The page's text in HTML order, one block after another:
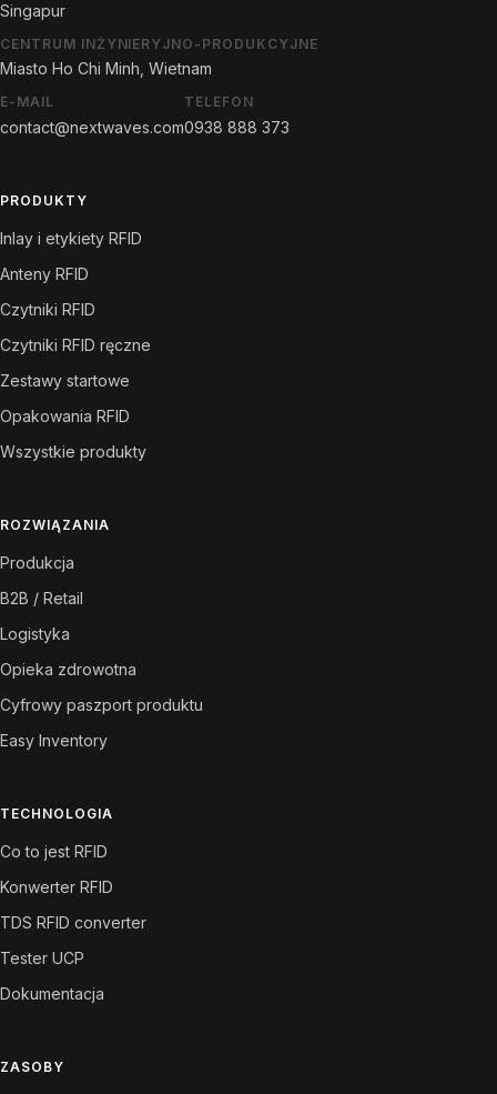
Singapur
CENTRUM INŻYNIERYJNO-PRODUKCYJNE
Miasto Ho Chi Minh, Wietnam
E-MAIL
contact@nextwaves.com
TELEFON
0938 888 373
PRODUKTY
Inlay i etykiety RFID
Anteny RFID
Czytniki RFID
Czytniki RFID ręczne
Zestawy startowe
Opakowania RFID
Wszystkie produkty
ROZWIĄZANIA
Produkcja
B2B / Retail
Logistyka
Opieka zdrowotna
Cyfrowy paszport produktu
Easy Inventory
TECHNOLOGIA
Co to jest RFID
Konwerter RFID
TDS RFID converter
Tester UCP
Dokumentacja
ZASOBY